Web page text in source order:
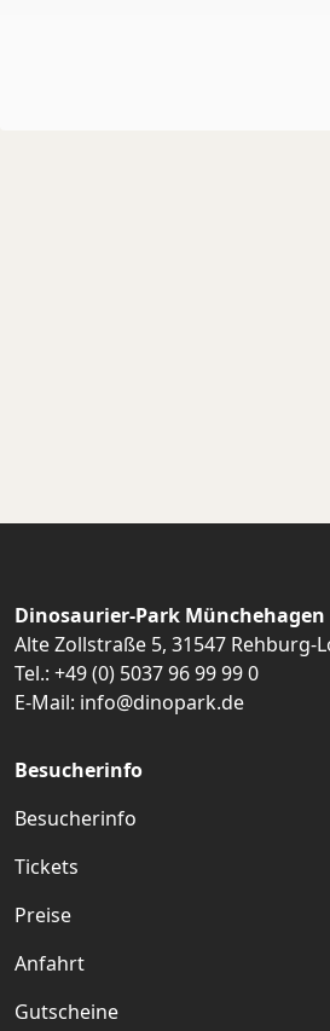
Dinosaurier-Park Münchehagen
Alte Zollstraße 5, 31547 Rehburg-
Tel.: +49 (0) 5037 96 99 99 0
E-Mail: info@dinopark.de
Besucherinfo
Besucherinfo
Tickets
Preise
Anfahrt
Gutscheine